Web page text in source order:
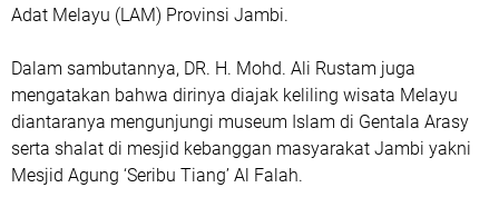
Adat Melayu (LAM) Provinsi Jambi.
Dalam sambutannya, DR. H. Mohd. Ali Rustam juga
mengatakan bahwa dirinya diajak keliling wisata Melayu
diantaranya mengunjungi museum Islam di Gentala Arasy
serta shalat di mesjid kebanggan masyarakat Jambi yakni
Mesjid Agung ‘Seribu Tiang’ Al Falah.